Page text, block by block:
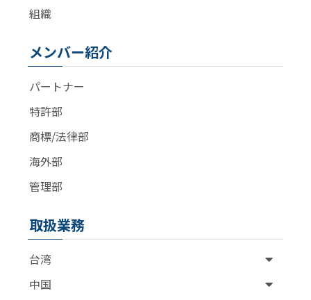
組織
メンバー紹介
パートナー
特許部
商標/法律部
海外部
管理部
取扱業務
台湾
中国